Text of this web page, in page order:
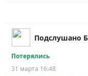
Подслушано
Потерялись
31 марта 16:48